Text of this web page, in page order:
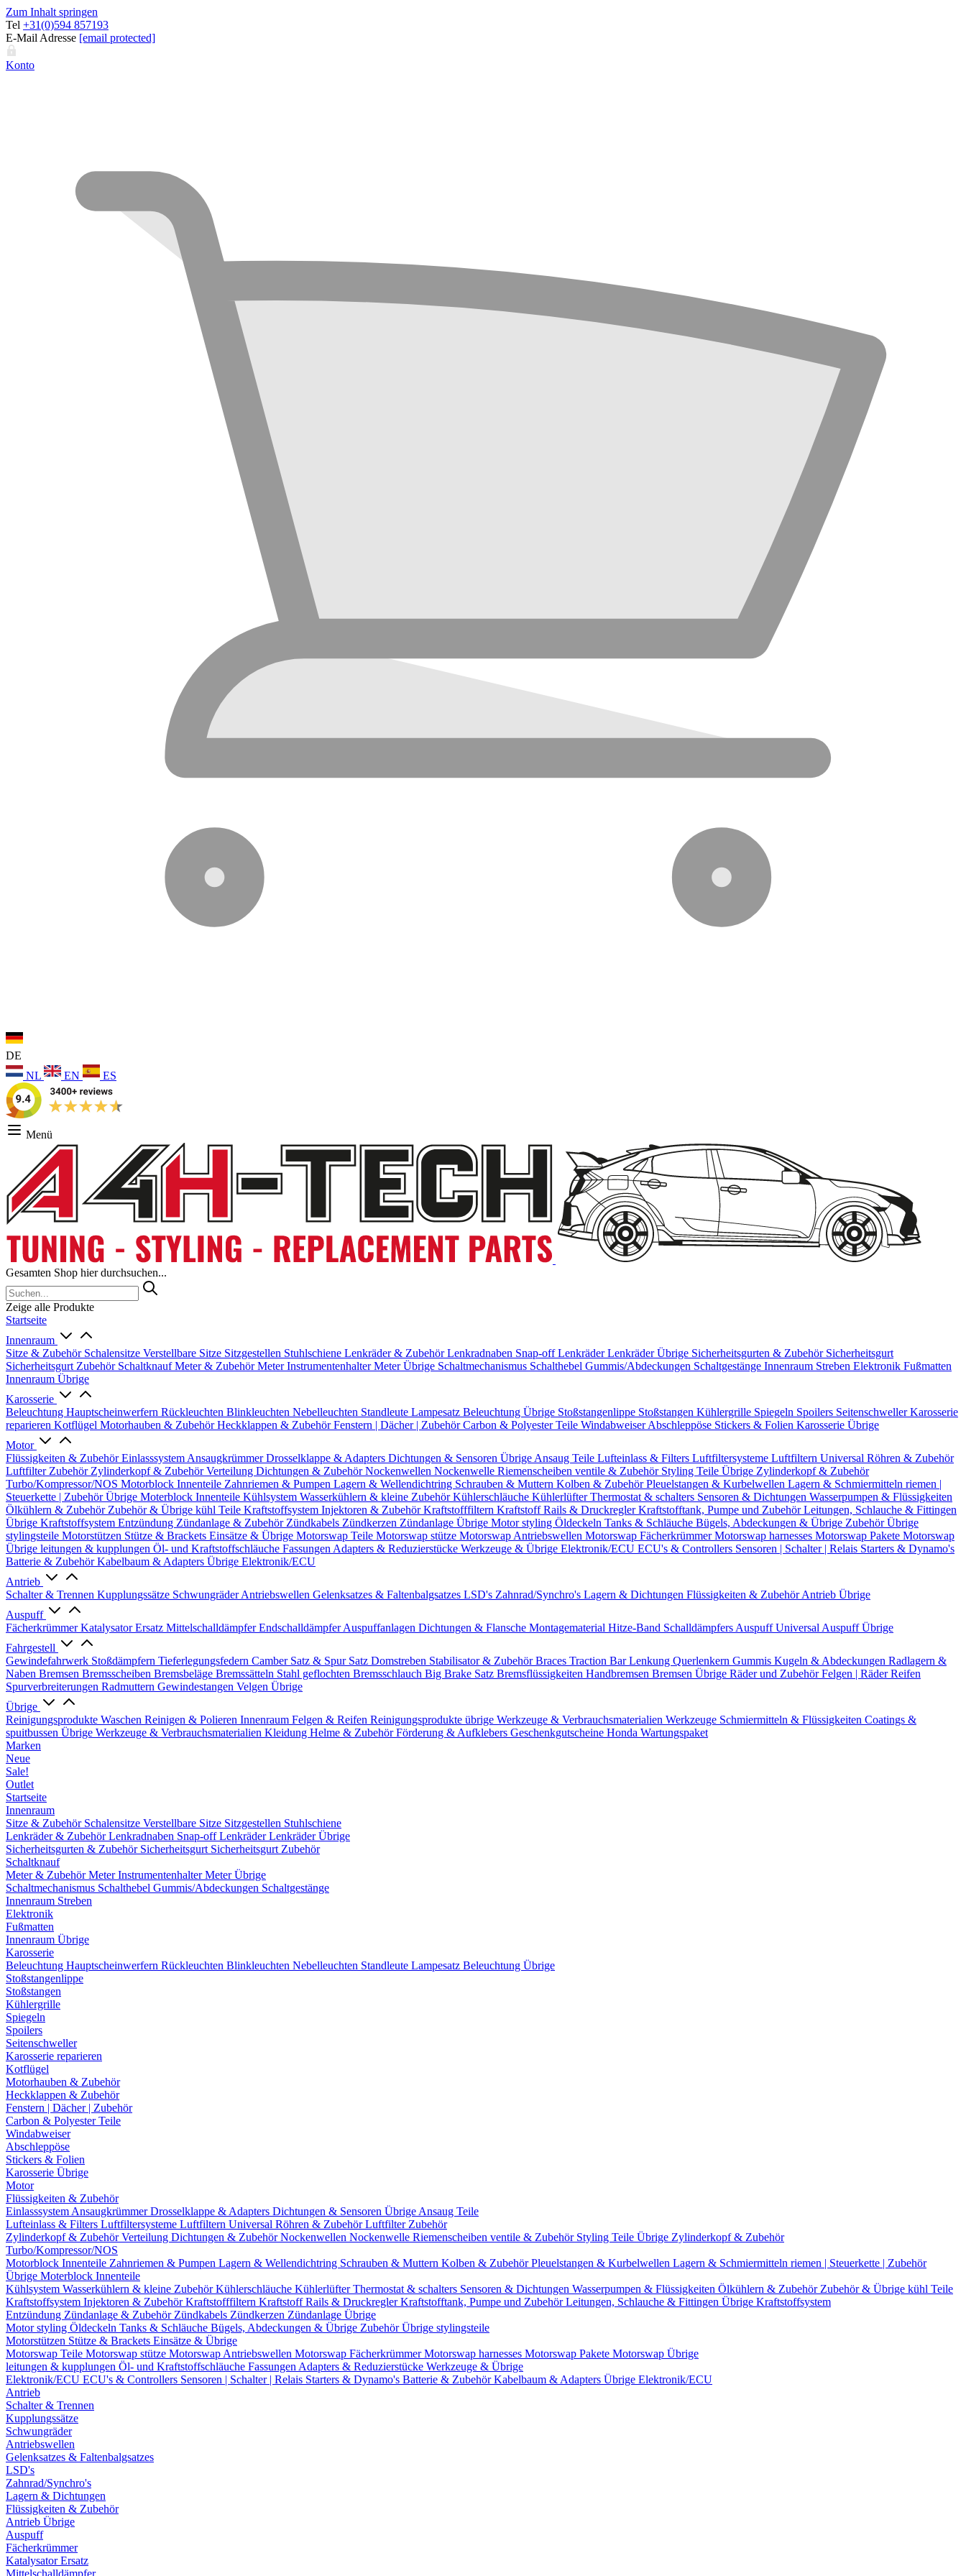
Zum Inhalt springen
Tel +31(0)594 857193
E-Mail Adresse [email protected]
Konto
DE
NL
EN ES
Menü
Gesamten Shop hier durchsuchen...
Zeige alle Produkte
Startseite
Innenraum
Sitze & Zubehör Schalensitze Verstellbare Sitze Sitzgestellen Stuhlschiene Lenkräder & ZubehörLenkradnaben Snap-offLenkräderLenkräder Übrige Sicherheitsgurten & Zubehör Sicherheitsgurt
Sicherheitsgurt Zubehör SchaltknaufMeter & ZubehörMeterInstrumentenhalterMeter Übrige Schaltmechanismus Schalthebel Gummis/Abdeckungen Schaltgestänge Innenraum Streben Elektronik Fußmatten
Innenraum Übrige
Karosserie
Beleuchtung Hauptscheinwerfern Rückleuchten Blinkleuchten Nebelleuchten Standleute Lampesatz Beleuchtung Übrige Stoßstangenlippe Stoßstangen Kühlergrille Spiegeln Spoilers SeitenschwellerKarosserie
reparieren Kotflügel Motorhauben & ZubehörHeckklappen & ZubehörFenstern | Dächer | ZubehörCarbon & Polyester Teile WindabweiserAbschleppöse Stickers & Folien Karosserie Übrige
Motor
Flüssigkeiten & ZubehörEinlasssystem AnsaugkrümmerDrosselklappe & Adapters Dichtungen & Sensoren Übrige Ansaug Teile Lufteinlass & Filters Luftfiltersysteme Luftfiltern Universal Röhren & Zubehör
Luftfilter Zubehör Zylinderkopf & ZubehörVerteilung Dichtungen & ZubehörNockenwellen Nockenwelle Riemenscheiben ventile & Zubehör Styling Teile Übrige Zylinderkopf & Zubehör
Turbo/Kompressor/NOS Motorblock Innenteile Zahnriemen & Pumpen Lagern & Wellendichtring Schrauben & Muttern Kolben & ZubehörPleuelstangen & Kurbelwellen Lagern & Schmiermitteln riemen |
Steuerkette | ZubehörÜbrige Moterblock Innenteile Kühlsystem Wasserkühlern & kleine ZubehörKühlerschläuche KühlerlüfterThermostat & schalters Sensoren & Dichtungen Wasserpumpen & Flüssigkeiten
Ölkühlern & Zubehör Zubehör & Übrige kühl Teile Kraftstoffsystem Injektoren & ZubehörKraftstofffiltern Kraftstoff Rails & DruckreglerKraftstofftank, Pumpe und ZubehörLeitungen, Schlauche & Fittingen
Übrige Kraftstoffsystem Entzündung Zündanlage & Zubehör Zündkabels Zündkerzen Zündanlage Übrige Motor styling Öldeckeln Tanks & Schläuche Bügels, Abdeckungen & Übrige ZubehörÜbrige
stylingsteile Motorstützen Stütze & Brackets Einsätze & Übrige Motorswap Teile Motorswap stütze Motorswap Antriebswellen Motorswap FächerkrümmerMotorswap harnesses Motorswap Pakete Motorswap
Übrige leitungen & kupplungen Öl- und Kraftstoffschläuche Fassungen Adapters & Reduzierstücke Werkzeuge & Übrige Elektronik/ECU ECU's & Controllers Sensoren | Schalter | Relais Starters & Dynamo's
Batterie & ZubehörKabelbaum & Adapters Übrige Elektronik/ECU
Antrieb
Schalter & Trennen Kupplungssätze SchwungräderAntriebswellen Gelenksatzes & Faltenbalgsatzes LSD's Zahnrad/Synchro's Lagern & Dichtungen Flüssigkeiten & ZubehörAntrieb Übrige
Auspuff
FächerkrümmerKatalysator Ersatz MittelschalldämpferEndschalldämpferAuspuffanlagen Dichtungen & Flansche Montagematerial Hitze-Band Schalldämpfers Auspuff Universal Auspuff Übrige
Fahrgestell
Gewindefahrwerk Stoßdämpfern Tieferlegungsfedern Camber Satz & Spur Satz Domstreben Stabilisator & ZubehörBraces Traction BarLenkung Querlenkern Gummis Kugeln & Abdeckungen Radlagern &
Naben Bremsen Bremsscheiben Bremsbeläge Bremssätteln Stahl geflochten Bremsschlauch Big Brake Satz Bremsflüssigkeiten Handbremsen Bremsen Übrige Räder und ZubehörFelgen | RäderReifen
Spurverbreiterungen Radmuttern Gewindestangen Velgen Übrige
Übrige
Reinigungsprodukte Waschen Reinigen & Polieren Innenraum Felgen & Reifen Reinigungsprodukte übrige Werkzeuge & Verbrauchsmaterialien Werkzeuge Schmiermitteln & Flüssigkeiten Coatings &
spuitbussen Übrige Werkzeuge & Verbrauchsmaterialien Kleidung Helme & ZubehörFörderung & Aufklebers Geschenkgutscheine Honda Wartungspaket
Marken
Neue
Sale!
Outlet
Startseite
Innenraum
Sitze & Zubehör Schalensitze Verstellbare Sitze Sitzgestellen Stuhlschiene
Lenkräder & ZubehörLenkradnaben Snap-offLenkräderLenkräder Übrige
Sicherheitsgurten & Zubehör Sicherheitsgurt Sicherheitsgurt Zubehör
Schaltknauf
Meter & ZubehörMeterInstrumentenhalterMeter Übrige
Schaltmechanismus Schalthebel Gummis/Abdeckungen Schaltgestänge
Innenraum Streben
Elektronik
Fußmatten
Innenraum Übrige
Karosserie
Beleuchtung Hauptscheinwerfern Rückleuchten Blinkleuchten Nebelleuchten Standleute Lampesatz Beleuchtung Übrige
Stoßstangenlippe
Stoßstangen
Kühlergrille
Spiegeln
Spoilers
Seitenschweller
Karosserie reparieren
Kotflügel
Motorhauben & Zubehör
Heckklappen & Zubehör
Fenstern | Dächer | Zubehör
Carbon & Polyester Teile
Windabweiser
Abschleppöse
Stickers & Folien
Karosserie Übrige
Motor
Flüssigkeiten & Zubehör
Einlasssystem AnsaugkrümmerDrosselklappe & Adapters Dichtungen & Sensoren Übrige Ansaug Teile
Lufteinlass & Filters Luftfiltersysteme Luftfiltern Universal Röhren & ZubehörLuftfilter Zubehör
Zylinderkopf & ZubehörVerteilung Dichtungen & ZubehörNockenwellen Nockenwelle Riemenscheiben ventile & Zubehör Styling Teile Übrige Zylinderkopf & Zubehör
Turbo/Kompressor/NOS
Motorblock Innenteile Zahnriemen & Pumpen Lagern & Wellendichtring Schrauben & Muttern Kolben & ZubehörPleuelstangen & Kurbelwellen Lagern & Schmiermitteln riemen | Steuerkette | Zubehör
Übrige Moterblock Innenteile
Kühlsystem Wasserkühlern & kleine ZubehörKühlerschläuche KühlerlüfterThermostat & schalters Sensoren & Dichtungen Wasserpumpen & Flüssigkeiten Ölkühlern & Zubehör Zubehör & Übrige kühl Teile
Kraftstoffsystem Injektoren & ZubehörKraftstofffiltern Kraftstoff Rails & DruckreglerKraftstofftank, Pumpe und ZubehörLeitungen, Schlauche & Fittingen Übrige Kraftstoffsystem
Entzündung Zündanlage & Zubehör Zündkabels Zündkerzen Zündanlage Übrige
Motor styling Öldeckeln Tanks & Schläuche Bügels, Abdeckungen & Übrige ZubehörÜbrige stylingsteile
Motorstützen Stütze & Brackets Einsätze & Übrige
Motorswap Teile Motorswap stütze Motorswap Antriebswellen Motorswap FächerkrümmerMotorswap harnesses Motorswap Pakete Motorswap Übrige
leitungen & kupplungen Öl- und Kraftstoffschläuche Fassungen Adapters & Reduzierstücke Werkzeuge & Übrige
Elektronik/ECU ECU's & Controllers Sensoren | Schalter | Relais Starters & Dynamo's Batterie & ZubehörKabelbaum & Adapters Übrige Elektronik/ECU
Antrieb
Schalter & Trennen
Kupplungssätze
Schwungräder
Antriebswellen
Gelenksatzes & Faltenbalgsatzes
LSD's
Zahnrad/Synchro's
Lagern & Dichtungen
Flüssigkeiten & Zubehör
Antrieb Übrige
Auspuff
Fächerkrümmer
Katalysator Ersatz
Mittelschalldämpfer